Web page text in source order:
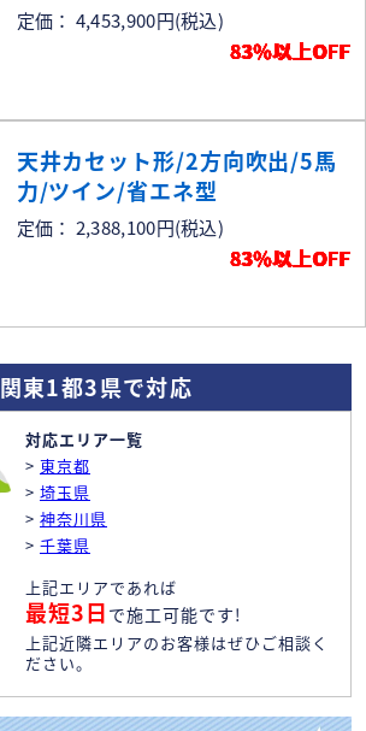
定価： 4,453,900円(税込)
83％以上OFF
天井カセット形/2方向吹出/5馬
力/ツイン/省エネ型
定価： 2,388,100円(税込)
83％以上OFF
関東1都3県で対応
対応エリア一覧
> 東京都
> 埼玉県
> 神奈川県
> 千葉県
上記エリアであれば
最短3日 で施工可能です!
上記近隣エリアのお客様はぜひご相談く
ださい。